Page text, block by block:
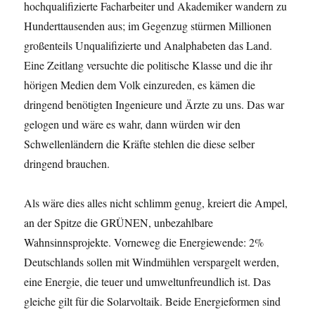
hochqualifizierte Facharbeiter und Akademiker wandern zu
Hunderttausenden aus; im Gegenzug stürmen Millionen
großenteils Unqualifizierte und Analphabeten das Land.
Eine Zeitlang versuchte die politische Klasse und die ihr
hörigen Medien dem Volk einzureden, es kämen die
dringend benötigten Ingenieure und Ärzte zu uns. Das war
gelogen und wäre es wahr, dann würden wir den
Schwellenländern die Kräfte stehlen die diese selber
dringend brauchen.
Als wäre dies alles nicht schlimm genug, kreiert die Ampel,
an der Spitze die GRÜNEN, unbezahlbare
Wahnsinnsprojekte. Vorneweg die Energiewende: 2%
Deutschlands sollen mit Windmühlen verspargelt werden,
eine Energie, die teuer und umweltunfreundlich ist. Das
gleiche gilt für die Solarvoltaik. Beide Energieformen sind